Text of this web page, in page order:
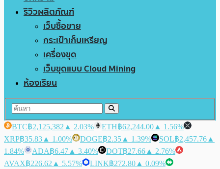
รีวิวผลิตภัณฑ์
เว็บซื้อขาย
กระเป๋าเก็บเหรียญ
เครื่องขุด
เว็บขุดแบบ Cloud Mining
ห้องเรียน
BTC฿2,125,382 ▲ 2.03% ETH฿62,244.00 ▲ 1.56%
XRP฿35.83 ▲ 1.00% DOGE฿2.35 ▲ 1.39% SOL฿2,457.76 ▲
1.84%
ADA฿6.47 ▲ 3.40% DOT฿27.66 ▲ 2.76%
AVAX฿226.62 ▲ 5.57% LINK฿272.80 ▲ 0.09%